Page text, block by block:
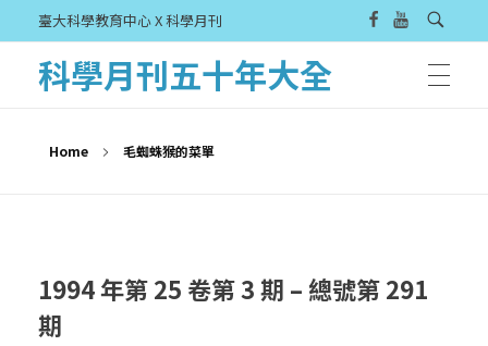
臺大科學教育中心 X 科學月刊
科學月刊五十年大全
Home 毛蜘蛛猴的菜單
1994 年第 25 卷第 3 期 – 總號第 291
期